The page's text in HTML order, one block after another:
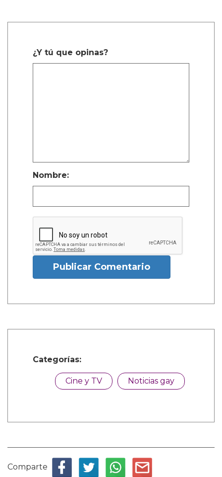
¿Y tú que opinas?
Nombre:
Publicar Comentario
Categorías:
Cine y TV Noticias gay
Comparte